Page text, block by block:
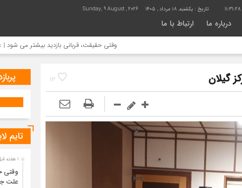
11:31:29 تاریخ : یکشنبه, ۱۸ مرداد , ۱۴۰۵ Sunday, 9 August , 2026
درباره ما ارتباط با ما
وقتی حقیقت، قربانی بازدید بیشتر می شود | علت جمع
13 گیلان
تایم
1 هفته قبل
وقتی
علت